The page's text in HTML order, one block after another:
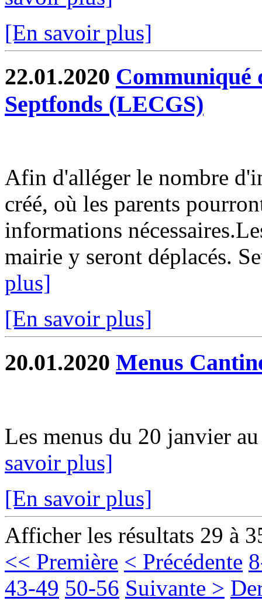
[En savoir plus]
22.01.2020 Communiqué
Septfonds (LECGS)
Afin d'alléger le nombre
créé, où les parents
informations
mairie y seront déplacés.
plus]
[En savoir plus]
20.01.2020 Menus
Les menus du 20 janvier
savoir plus]
[En savoir plus]
Afficher les résultats 29 à
<< Première < Précédente
43-49 50-56 Suivante >